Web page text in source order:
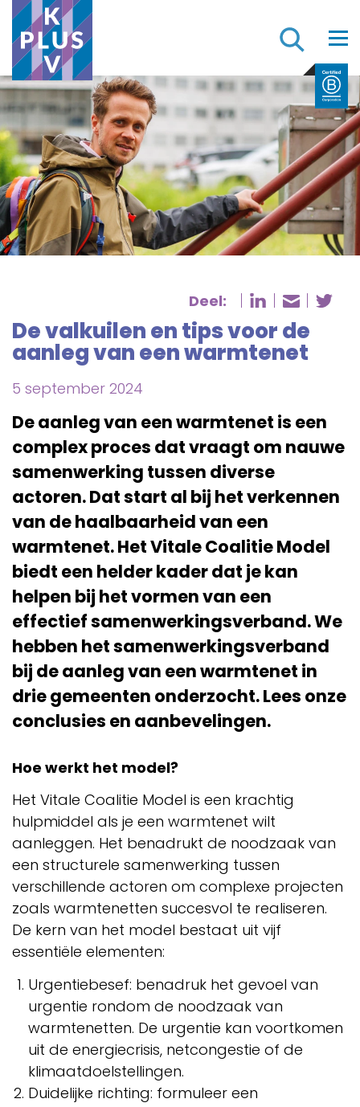
Deel: DeelDeel
De valkuilen en tips voor de
aanleg van een warmtenet
5 september 2024
De aanleg van een warmtenet is een
complex proces dat vraagt om nauwe
samenwerking tussen diverse
actoren. Dat start al bij het verkennen
van de haalbaarheid van een
warmtenet. Het Vitale Coalitie Model
biedt een helder kader dat je kan
helpen bij het vormen van een
effectief samenwerkingsverband. We
hebben het samenwerkingsverband
bij de aanleg van een warmtenet in
drie gemeenten onderzocht. Lees onze
conclusies en aanbevelingen.
Hoe werkt het model?
Het Vitale Coalitie Model is een krachtig
hulpmiddel als je een warmtenet wilt
aanleggen. Het benadrukt de noodzaak van
een structurele samenwerking tussen
verschillende actoren om complexe projecten
zoals warmtenetten succesvol te realiseren.
De kern van het model bestaat uit vijf
essentiële elementen:
Urgentiebesef: benadruk het gevoel van
urgentie rondom de noodzaak van
warmtenetten. De urgentie kan voortkomen
uit de energiecrisis, netcongestie of de
klimaatdoelstellingen.
Duidelijke richting: formuleer een